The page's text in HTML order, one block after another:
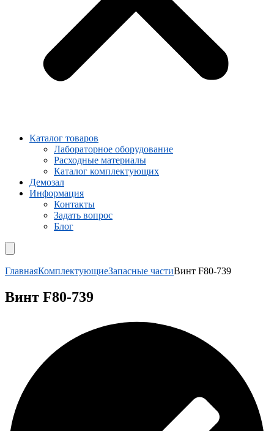
Каталог товаров
Лабораторное оборудование
Расходные материалы
Каталог комплектующих
Демозал
Информация
Контакты
Задать вопрос
Блог
ГлавнаяКомплектующиеЗапасные частиВинт F80-739
Винт F80-739